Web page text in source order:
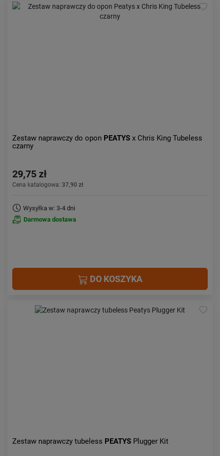
Zestaw naprawczy do opon PEATYS x Chris King Tubeless
czarny
29,75 zł
Cena katalogowa: 37,90 zł
Wysyłka w: 3-4 dni
Darmowa dostawa
DO KOSZYKA
Zestaw naprawczy tubeless PEATYS Plugger Kit